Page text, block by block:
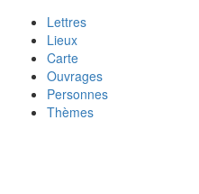
Lettres
Lieux
Carte
Ouvrages
Personnes
Thèmes